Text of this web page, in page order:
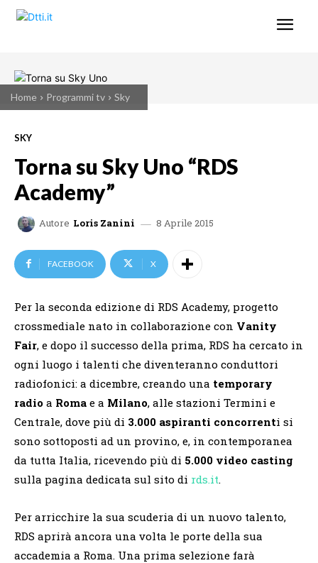
Home Programmi tv Sky
SKY
Torna su Sky Uno “RDS
Academy”
Autore Loris Zanini 8 Aprile 2015
FACEBOOK X
Per la seconda edizione di RDS Academy, progetto
crossmediale nato in collaborazione con Vanity
Fair, e dopo il successo della prima, RDS ha cercato in
ogni luogo i talenti che diventeranno conduttori
radiofonici: a dicembre, creando una temporary
radio a Roma e a Milano, alle stazioni Termini e
Centrale, dove più di 3.000 aspiranti concorrenti si
sono sottoposti ad un provino, e, in contemporanea
da tutta Italia, ricevendo più di 5.000 video casting
sulla pagina dedicata sul sito di rds.it.
Per arricchire la sua scuderia di un nuovo talento,
RDS aprirà ancora una volta le porte della sua
accademia a Roma. Una prima selezione farà